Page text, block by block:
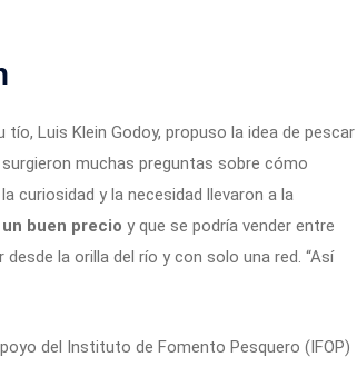
Luis Klein Godoy, propuso la idea de pescar
muchas preguntas sobre cómo
curiosidad y la necesidad llevaron a la
buen precio y que se podría vender entre
la orilla del río y con solo una red. “Así
del Instituto de Fomento Pesquero (IFOP)